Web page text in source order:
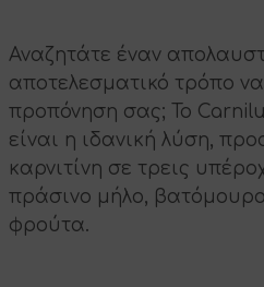
Αναζητάτε έναν
αποτελεσματικό τρόπο
προπόνηση σας; Το
είναι η ιδανική λύση,
καρνιτίνη σε τρεις
πράσινο μήλο, βατόμουρο
φρούτα.